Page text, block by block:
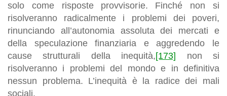
solo come risposte provvisorie. Finché non si
risolveranno radicalmente i problemi dei poveri,
rinunciando all’autonomia assoluta dei mercati e
della speculazione finanziaria e aggredendo le
cause strutturali della inequità,[173] non si
risolveranno i problemi del mondo e in definitiva
nessun problema. L’inequità è la radice dei mali
sociali.